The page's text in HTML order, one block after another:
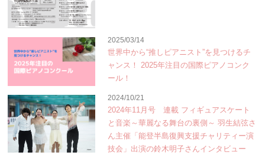
2025/03/14
世界中から“推しピアニスト”を見つけるチ
ャンス！ 2025年注目の国際ピアノコンク
ール！
2024/10/21
2024年11月号 連載 フィギュアスケート
と音楽～華麗なる舞台の裏側～ 羽生結弦さ
ん主催「能登半島復興支援チャリティー演
技会」出演の鈴木明子さんインタビュー